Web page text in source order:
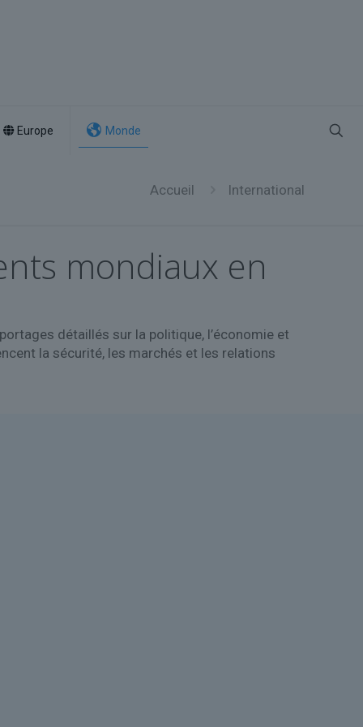
Europe Monde
Accueil International
mondiaux en
détaillés sur la politique, l’économie et
la sécurité, les marchés et les relations